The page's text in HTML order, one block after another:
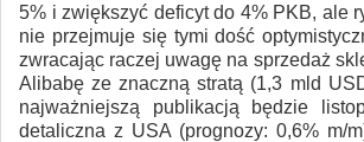
5% i zwiększyć deficyt do 4% PKB, ale
nie przejmuje się tymi dość
zwracając raczej uwagę na sprzedaż
Alibabę ze znaczną stratą (1,3 mld
najważniejszą publikacją będzie
detaliczna z USA (prognozy: 0,6% m/